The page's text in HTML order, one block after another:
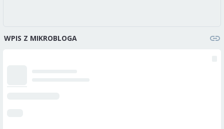
WPIS Z MIKROBLOGA